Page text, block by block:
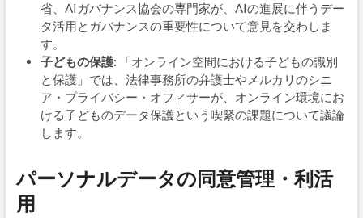
省、AIガバナンス協会の専門家が、AIの進展に伴うデー
タ活用とガバナンスの重要性について意見を交わしま
す。
子どもの保護: 「オンライン空間における子どもの識別
と保護」では、法律事務所の弁護士やメルカリのシニ
ア・プライバシー・オフィサーが、オンライン環境にお
ける子どものデータ保護という喫緊の課題について議論
します。
パーソナルデータの同意管理・利活
用